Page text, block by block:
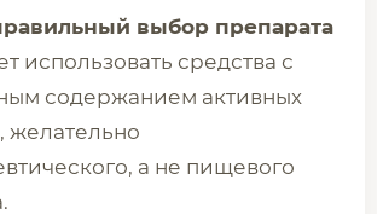
выбор препарата
использовать средства с
содержанием активных
желательно
а не пищевого